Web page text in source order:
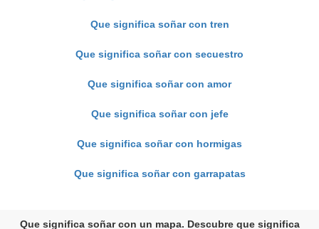
Que significa soñar con tren
Que significa soñar con secuestro
Que significa soñar con amor
Que significa soñar con jefe
Que significa soñar con hormigas
Que significa soñar con garrapatas
Que significa soñar con un mapa. Descubre que significa